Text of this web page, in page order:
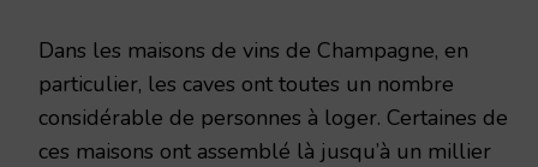
Dans les maisons de vins de Champagne, en
particulier, les caves ont toutes un nombre
considérable de personnes à loger. Certaines de
ces maisons ont assemblé là jusqu’à un millier